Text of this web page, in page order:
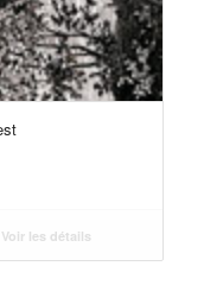
Voir les détails